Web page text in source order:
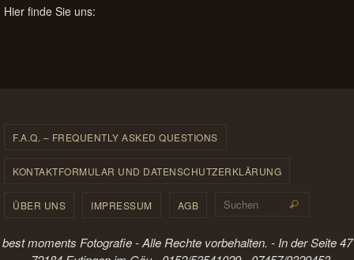
Hier finde Sie uns:
F.A.Q. – FREQUENTLY ASKED QUESTIONS
KONTAKTFORMULAR UND DATENSCHUTZERKLÄRUNG
ÜBER UNS IMPRESSUM AGB Suchen
best moments Fotografie - Alle Rechte vorbehalten. - In der Seite 47